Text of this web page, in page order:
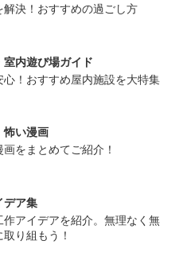
解決！おすすめの過ごし方
内遊び場ガイド
！おすすめ屋内施設を大特集
怖い漫画
をまとめてご紹介！
デア集
アイデアを紹介。無理なく無
り組もう！